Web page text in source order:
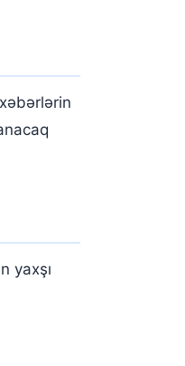
yaxşı